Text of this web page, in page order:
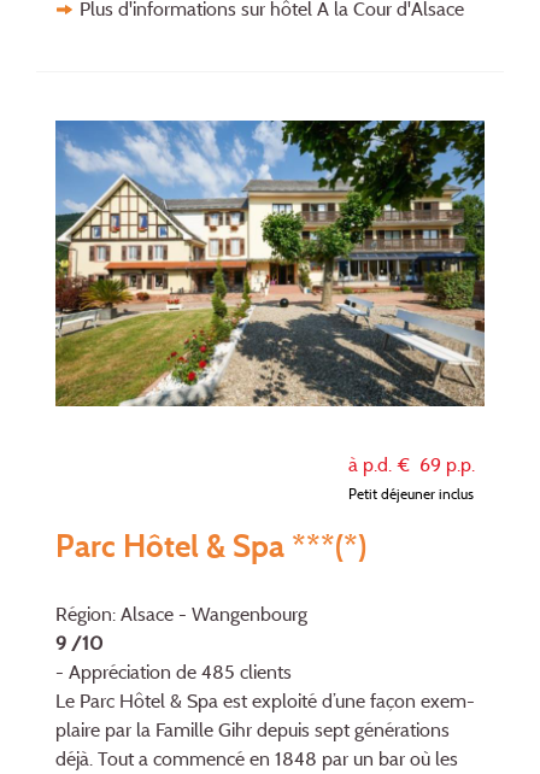
Plus d'informations sur hôtel A la Cour d'Alsace
à p.d. € 69 p.p.
Petit déjeuner inclus
Parc Hôtel & Spa ***(*)
Région: Alsace - Wangenbourg
9 /10
- Appréciation de 485 clients
Le Parc Hôtel & Spa est exploité d’une façon exem­
plaire par la Famille Gihr depuis sept géné­ra­tions
déjà. Tout a commencé en 1848 par un bar où les